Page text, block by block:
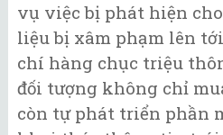
vụ việc bị phát hiện
liệu bị xâm phạm lên
chí hàng chục triệu
đối tượng không chỉ
còn tự phát triển phần